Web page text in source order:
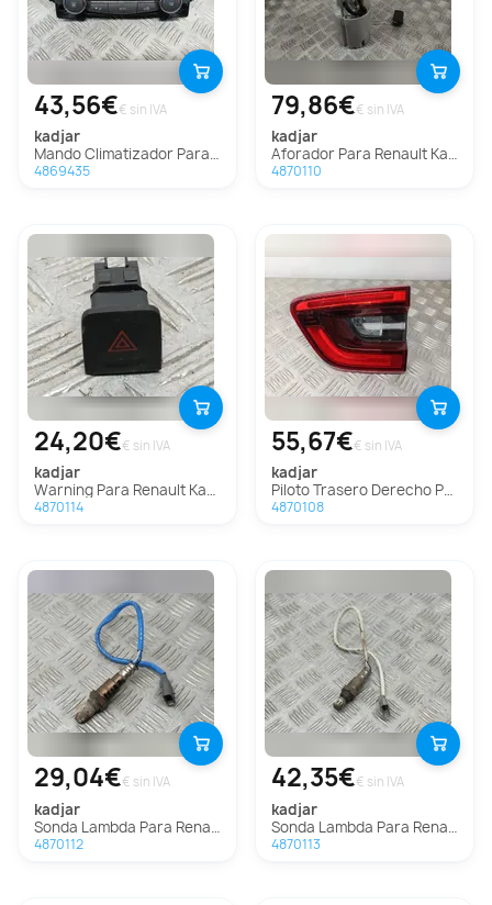
43,56€€ sin IVA
kadjar
Mando Climatizador Para Renault Kadjar
4869435
79,86€€ sin IVA
kadjar
Aforador Para Renault Kadjar
4870110
24,20€€ sin IVA
kadjar
Warning Para Renault Kadjar
4870114
55,67€€ sin IVA
kadjar
Piloto Trasero Derecho Para Renault Kadjar
4870108
29,04€€ sin IVA
kadjar
Sonda Lambda Para Renault Kadjar
4870112
42,35€€ sin IVA
kadjar
Sonda Lambda Para Renault Kadjar
4870113